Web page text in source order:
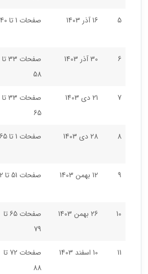
5 16 آذر 1403 صفحات 1 تا 40
6 30 آذر 1403
صفحات 33 تا
58
7 21 دی 1403
صفحات 33 تا
65
8 28 دی 1403 صفحات 1 تا 65
9 12 بهمن 1403 صفحات 51 تا 72
10 26 بهمن 1403
صفحات 65 تا
79
11 10 اسفند 1403
صفحات 72 تا
88